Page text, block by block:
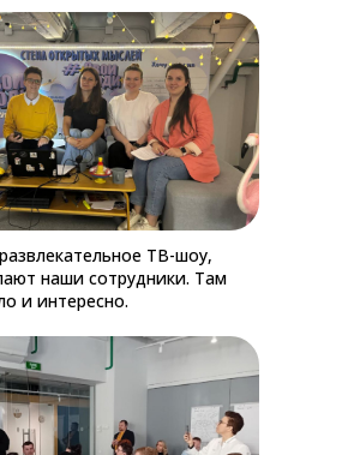
ТВ-шоу,
наши сотрудники. Там
и интересно.